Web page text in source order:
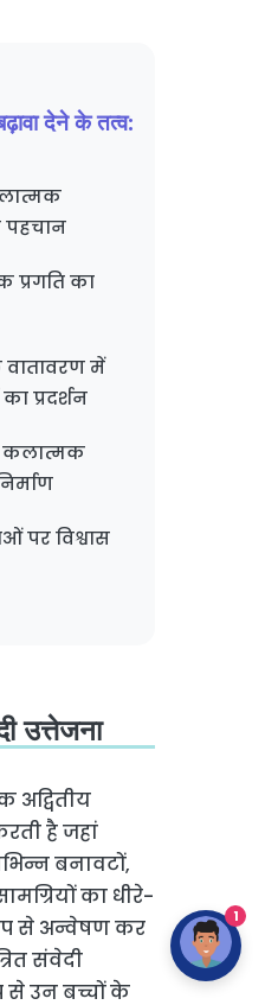
देने के तत्व:
पहचान
प्रगति का
में
प्रदर्शन
कलात्मक
पर विश्वास
उत्तेजना
अद्वितीय
है जहां
बनावटों,
का धीरे-
से अन्वेषण कर
संवेदी
उन बच्चों के
1